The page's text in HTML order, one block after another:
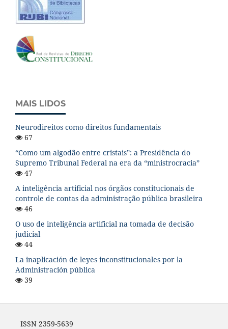
MAIS LIDOS
Neurodireitos como direitos fundamentais
67
“Como um algodão entre cristais”: a Presidência do
Supremo Tribunal Federal na era da “ministrocracia”
47
A inteligência artificial nos órgãos constitucionais de
controle de contas da administração pública brasileira
46
O uso de inteligência artificial na tomada de decisão
judicial
44
La inaplicación de leyes inconstitucionales por la
Administración pública
39
ISSN 2359-5639